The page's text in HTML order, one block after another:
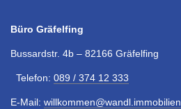
Büro Gräfelfing
Bussardstr. 4b – 82166 Gräfelfing
Telefon: 089 / 374 12 333
E-Mail: willkommen@wandl.immobilien